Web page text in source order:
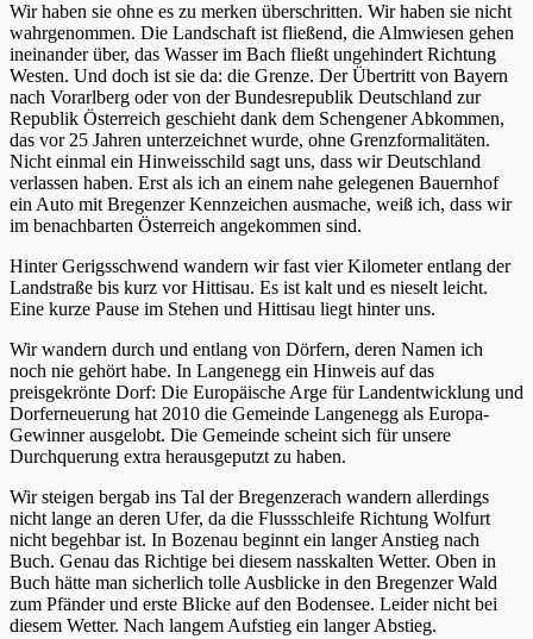
Wir haben sie ohne es zu merken überschritten. Wir haben sie nicht
wahrgenommen. Die Landschaft ist fließend, die Almwiesen gehen
ineinander über, das Wasser im Bach fließt ungehindert Richtung
Westen. Und doch ist sie da: die Grenze. Der Übertritt von Bayern
nach Vorarlberg oder von der Bundesrepublik Deutschland zur
Republik Österreich geschieht dank dem Schengener Abkommen,
das vor 25 Jahren unterzeichnet wurde, ohne Grenzformalitäten.
Nicht einmal ein Hinweisschild sagt uns, dass wir Deutschland
verlassen haben. Erst als ich an einem nahe gelegenen Bauernhof
ein Auto mit Bregenzer Kennzeichen ausmache, weiß ich, dass wir
im benachbarten Österreich angekommen sind.
Hinter Gerigsschwend wandern wir fast vier Kilometer entlang der
Landstraße bis kurz vor Hittisau. Es ist kalt und es nieselt leicht.
Eine kurze Pause im Stehen und Hittisau liegt hinter uns.
Wir wandern durch und entlang von Dörfern, deren Namen ich
noch nie gehört habe. In Langenegg ein Hinweis auf das
preisgekrönte Dorf: Die Europäische Arge für Landentwicklung und
Dorferneuerung hat 2010 die Gemeinde Langenegg als Europa-
Gewinner ausgelobt. Die Gemeinde scheint sich für unsere
Durchquerung extra herausgeputzt zu haben.
Wir steigen bergab ins Tal der Bregenzerach wandern allerdings
nicht lange an deren Ufer, da die Flussschleife Richtung Wolfurt
nicht begehbar ist. In Bozenau beginnt ein langer Anstieg nach
Buch. Genau das Richtige bei diesem nasskalten Wetter. Oben in
Buch hätte man sicherlich tolle Ausblicke in den Bregenzer Wald
zum Pfänder und erste Blicke auf den Bodensee. Leider nicht bei
diesem Wetter. Nach langem Aufstieg ein langer Abstieg.